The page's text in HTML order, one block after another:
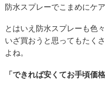
防水スプレーでこまめにケ
とはいえ防水スプレーも色
いざ買おうと思ってもたく
よね。
「できれば安くてお手頃価